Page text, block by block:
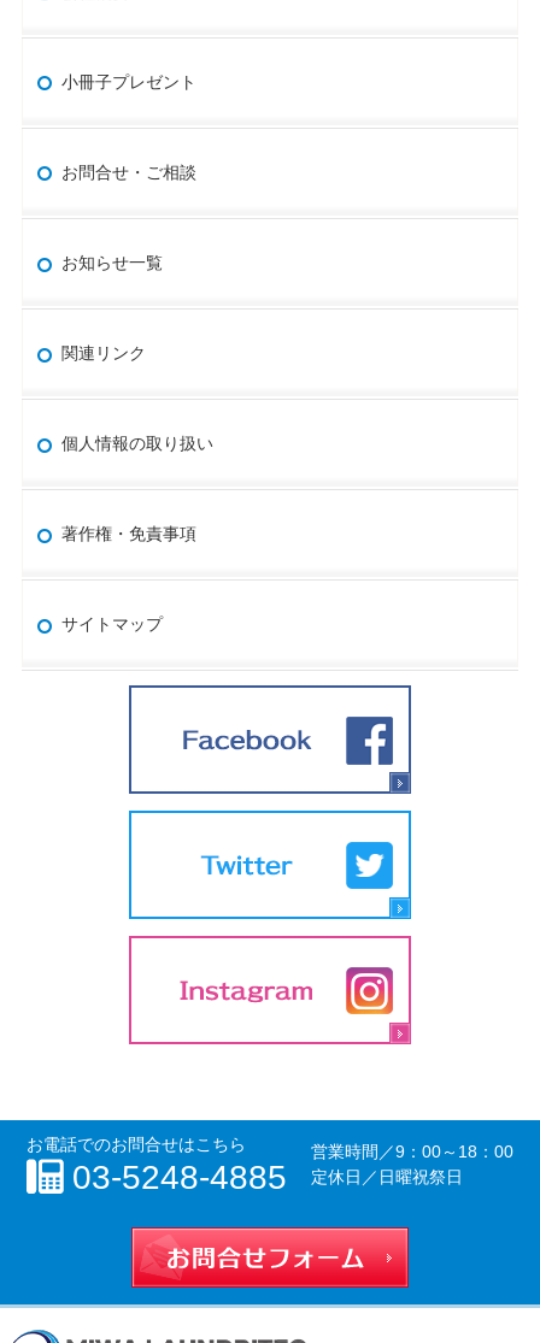
小冊子プレゼント
お問合せ・ご相談
お知らせ一覧
関連リンク
個人情報の取り扱い
著作権・免責事項
サイトマップ
お電話でのお問合せはこちら
03-5248-4885
営業時間／9：00～18：00
定休日／日曜祝祭日